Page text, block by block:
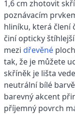
1,6 cm zhotovit
poznávacím
hliníku, která člení
činí opticky
mezi dřevěné
tak, že je můžete
skříněk je lišta
neutrální bílé
barevný akcent
příjemný povrch